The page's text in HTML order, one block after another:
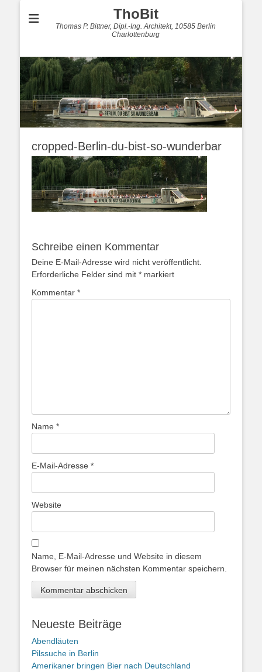
ThoBit
Thomas P. Bittner, Dipl.-Ing. Architekt, 10585 Berlin
Charlottenburg
cropped-Berlin-du-bist-so-wunderbar
Schreibe einen Kommentar
Deine E-Mail-Adresse wird nicht veröffentlicht.
Erforderliche Felder sind mit * markiert
Kommentar *
Name *
E-Mail-Adresse *
Website
Name, E-Mail-Adresse und Website in diesem
Browser für meinen nächsten Kommentar speichern.
Neueste Beiträge
Abendläuten
Pilssuche in Berlin
Amerikaner bringen Bier nach Deutschland